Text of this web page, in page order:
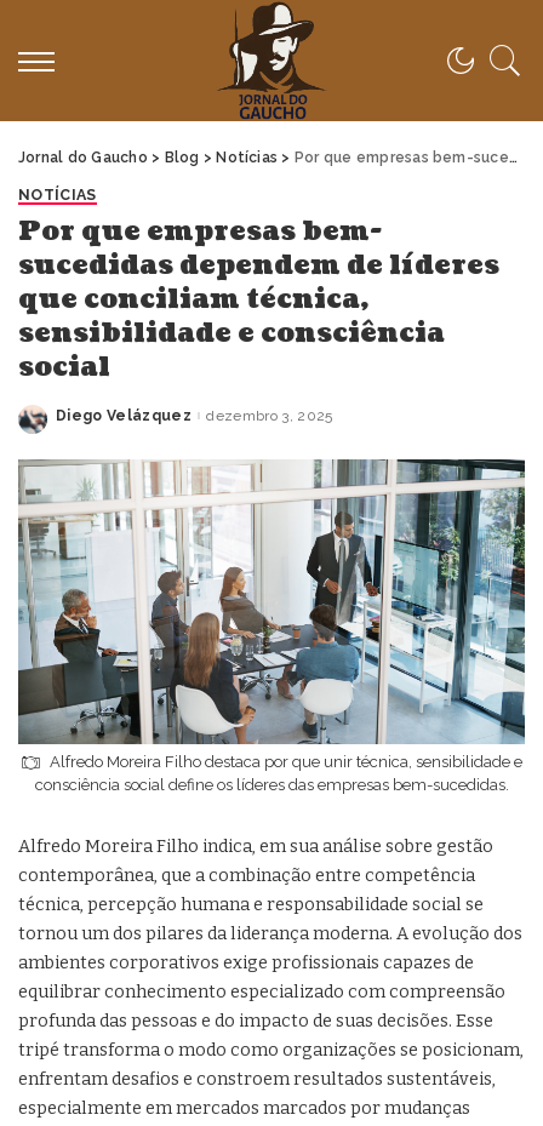
Jornal do Gaucho > Blog > Notícias > Por que empresas bem-sucedidas dependem de líderes que conciliam técnica, sensibilidade e consciência social
NOTÍCIAS
Por que empresas bem-
sucedidas dependem de líderes
que conciliam técnica,
sensibilidade e consciência
social
Posted
Diego Velázquez dezembro 3, 2025
Alfredo Moreira Filho destaca por que unir técnica, sensibilidade e
consciência social define os líderes das empresas bem-sucedidas.
Alfredo Moreira Filho indica, em sua análise sobre gestão
contemporânea, que a combinação entre competência
técnica, percepção humana e responsabilidade social se
tornou um dos pilares da liderança moderna. A evolução dos
ambientes corporativos exige profissionais capazes de
equilibrar conhecimento especializado com compreensão
profunda das pessoas e do impacto de suas decisões. Esse
tripé transforma o modo como organizações se posicionam,
enfrentam desafios e constroem resultados sustentáveis,
especialmente em mercados marcados por mudanças